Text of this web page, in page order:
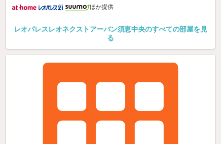
ほか提供
レオパレスレオネクストアーバン須恵中央のすべての部屋を見
る